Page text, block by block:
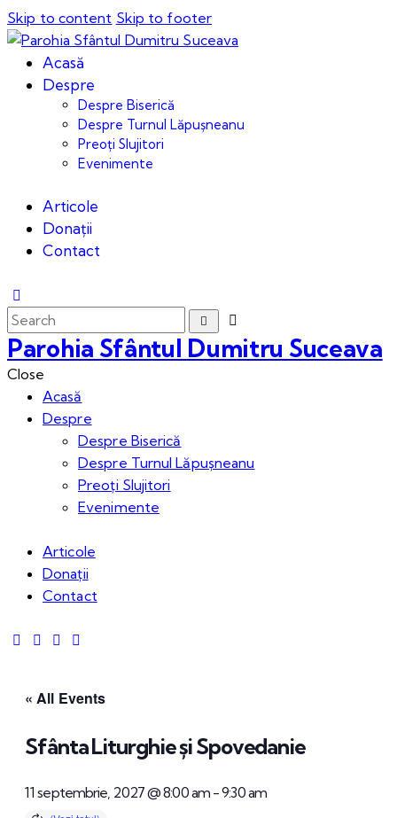
Skip to content Skip to footer
Acasă
Despre
Despre Biserică
Despre Turnul Lăpușneanu
Preoți Slujitori
Evenimente
Articole
Donații
Contact
Parohia Sfântul Dumitru Suceava
Close
Acasă
Despre
Despre Biserică
Despre Turnul Lăpușneanu
Preoți Slujitori
Evenimente
Articole
Donații
Contact
« All Events
Sfânta Liturghie și Spovedanie
11 septembrie, 2027 @ 8:00 am-9:30 am